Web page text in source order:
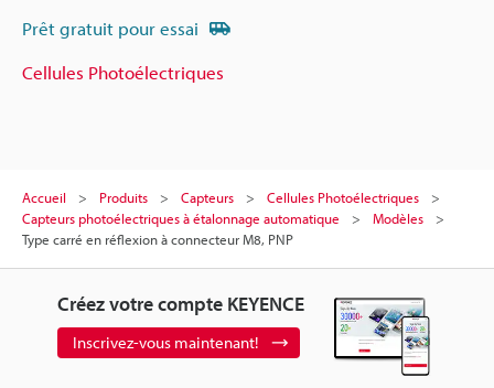
Prêt gratuit pour essai
Cellules Photoélectriques
Accueil Produits Capteurs
Cellules Photoélectriques
Capteurs photoélectriques à étalonnage automatique
Modèles
Type carré en réflexion à connecteur M8, PNP
Créez votre compte KEYENCE
Inscrivez-vous maintenant!